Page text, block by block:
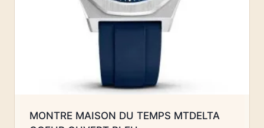
MONTRE MAISON DU TEMPS MTDELTA